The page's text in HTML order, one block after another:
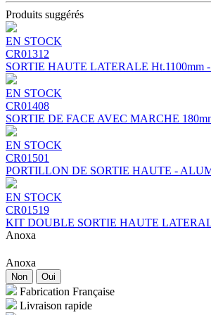
Produits suggérés
EN STOCK
CR01312
SORTIE HAUTE LATERALE Ht.1100mm -
EN STOCK
CR01408
SORTIE DE FACE AVEC MARCHE
EN STOCK
CR01501
PORTILLON DE SORTIE HAUTE -
EN STOCK
CR01519
KIT DOUBLE SORTIE HAUTE
Anoxa
Anoxa
Non Oui
Fabrication Française
Livraison rapide